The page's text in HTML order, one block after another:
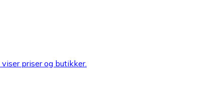
priser og butikker.